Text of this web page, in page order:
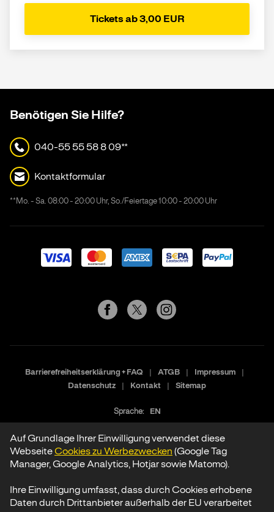
Tickets ab 3,00 EUR
Benötigen Sie Hilfe?
040-55 55 58 8 09**
Kontaktformular
**Mo. - Sa. 08:00 - 20:00 Uhr, So./Feiertage 10:00 - 20:00 Uhr
Barrierefreiheitserklärung + FAQ ATGB
Impressum
Datenschutz
Kontakt Sitemap
Sprache: EN
Auf Grundlage Ihrer Einwilligung verwendet diese
WebseiteCookies zu Werbezwecken (Google Tag
Manager, Google Analytics, Hotjar sowie Matomo).
Ihre Einwilligung umfasst, dass durch Cookies erhobene
Daten durch Drittanbieter außerhalb der EU verarbeitet